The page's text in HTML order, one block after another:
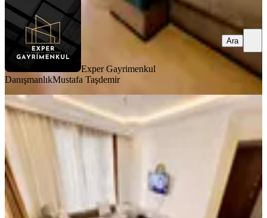
Exper Gayrimenkul
DanışmanlıkMustafa Taşdemir
Ara
EŞYALI
Tuncay'dan 2+1 Full Eşya Hediyeli
Yeni Bina Satılık 2+1 Daire
Şişli, Kuştepe Mahallesi
4. Kat·04.04.2026
5.450.000 ₺